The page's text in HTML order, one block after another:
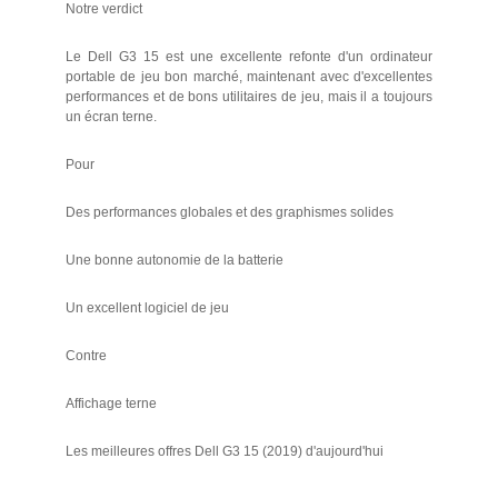
Notre verdict
Le Dell G3 15 est une excellente refonte d'un ordinateur
portable de jeu bon marché, maintenant avec d'excellentes
performances et de bons utilitaires de jeu, mais il a toujours
un écran terne.
Pour
Des performances globales et des graphismes solides
Une bonne autonomie de la batterie
Un excellent logiciel de jeu
Contre
Affichage terne
Les meilleures offres Dell G3 15 (2019) d'aujourd'hui